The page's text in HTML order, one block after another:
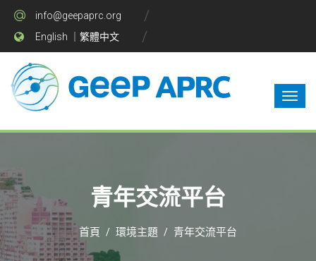
info@geepaprc.org
English
繁體中文
青年交流平台
首頁 / 環境主題 / 青年交流平台